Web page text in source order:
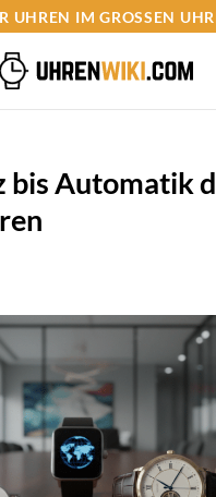
UHREN IM GROSSEN
bis Automatik